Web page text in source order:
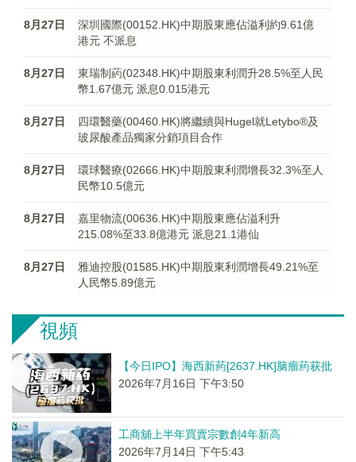
8月27日
深圳國際(00152.HK)中期股東應佔溢利約9.61億
港元 不派息
8月27日
東瑞制葯(02348.HK)中期股東利潤升28.5%至人民
幣1.67億元 派息0.015港元
8月27日
四環醫藥(00460.HK)將繼續與Hugel就Letybo®及
玻尿酸產品獨家分銷項目合作
8月27日
環球醫療(02666.HK)中期股東利潤增長32.3%至人
民幣10.5億元
8月27日
嘉里物流(00636.HK)中期股東應佔溢利升
215.08%至33.8億港元 派息21.1港仙
8月27日
雅迪控股(01585.HK)中期股東利潤增長49.21%至
人民幣5.89億元
視頻
【今日IPO】海西新药[2637.HK]脑瘤药获批
2026年7月16日 下午3:50
工商舖上半年買賣宗數創4年新高
2026年7月14日 下午5:43